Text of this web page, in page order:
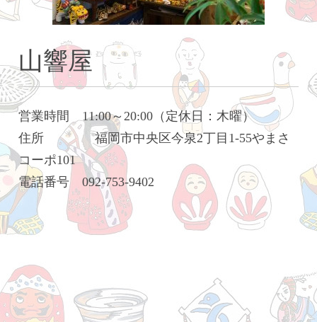
山響屋
営業時間 11:00～20:00（定休日：木曜）
住所 福岡市中央区今泉2丁目1-55やまさ
コーポ101
電話番号 092-753-9402